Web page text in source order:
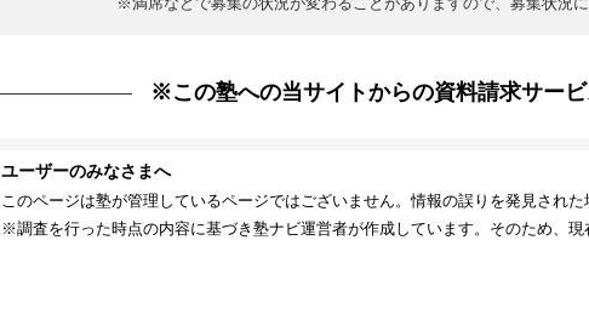
※この塾への当サイトからの資料請求サービ
ユーザーのみなさまへ
このページは塾が管理しているページではございません。情報の誤りを発見された
※調査を行った時点の内容に基づき塾ナビ運営者が作成しています。そのため、現